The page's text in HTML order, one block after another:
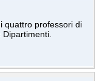
quattro professori di